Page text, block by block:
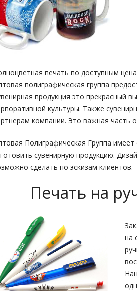
печать по доступным
полиграфическая группа
продукция это прекрасный
культуры. Также
компании. Это важная часть
Полиграфическая Группа
сувенирную продукцию.
сделать по эскизам клиентов.
Печать на
на